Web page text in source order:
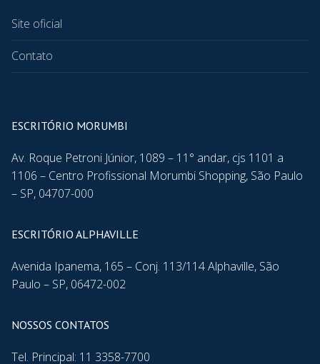
Site oficial
Contato
ESCRITÓRIO MORUMBI
Av. Roque Petroni Júnior, 1089 – 11° andar, cjs 1101 a
1106 – Centro Profissional Morumbi Shopping, São Paulo
– SP, 04707-000
ESCRITÓRIO ALPHAVILLE
Avenida Ipanema, 165 – Conj. 113/114 Alphaville, São
Paulo – SP, 06472-002
NOSSOS CONTATOS
Tel. Principal: 11 3358-7700